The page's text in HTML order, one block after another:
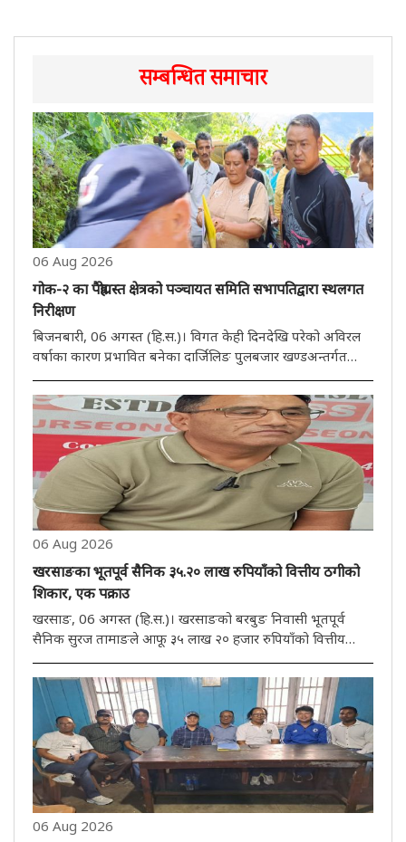
सम्बन्धित समाचार
06 Aug 2026
गोक-२ का पैह्रोग्रस्त क्षेत्रको पञ्चायत समिति सभापतिद्वारा स्थलगत
निरीक्षण
बिजनबारी, 06 अगस्त (हि.स.)। विगत केही दिनदेखि परेको अविरल
वर्षाका कारण प्रभावित बनेका दार्जिलिङ पुलबजार खण्डअन्तर्गत
सभापति निमन्ता तामाङले बिहीबार स्थलगत निरीक्षण गरेकी छन्। नि..
06 Aug 2026
खरसाङका भूतपूर्व सैनिक ३५.२० लाख रुपियाँको वित्तीय ठगीको
शिकार, एक पक्राउ
खरसाङ, 06 अगस्त (हि.स.)। खरसाङको बरबुङ निवासी भूतपूर्व
सैनिक सुरज तामाङले आफू ३५ लाख २० हजार रुपियाँको वित्तीय
आयोजित पत्रकार सम्मेलनमा उनले आफूलाई विदेशमा रोजगारी
दिलाइदिने प्रलोभन देखाएर ठूलो रकम ..
06 Aug 2026